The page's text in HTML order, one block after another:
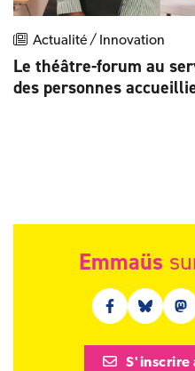
Actualité / Innovation
Le théâtre-forum au
des personnes
Emmaüs
FacebookBluesky
S'inscrire